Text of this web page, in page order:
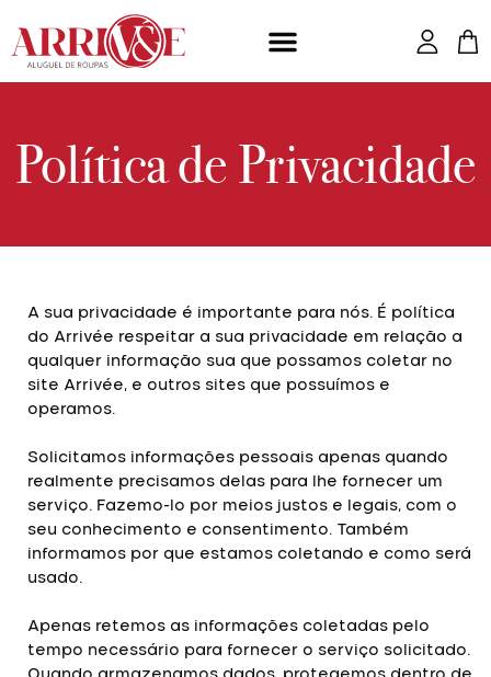
para
conteúdo
Política de Privacidade
A sua privacidade é importante para nós. É política
do Arrivée respeitar a sua privacidade em relação a
qualquer informação sua que possamos coletar no
site Arrivée, e outros sites que possuímos e
operamos.
Solicitamos informações pessoais apenas quando
realmente precisamos delas para lhe fornecer um
serviço. Fazemo-lo por meios justos e legais, com o
seu conhecimento e consentimento. Também
informamos por que estamos coletando e como será
usado.
Apenas retemos as informações coletadas pelo
tempo necessário para fornecer o serviço solicitado.